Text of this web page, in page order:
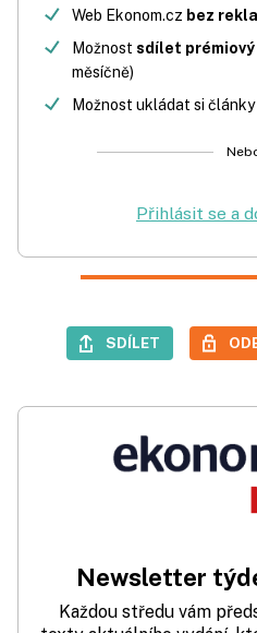
Web Ekonom.cz bez
Možnost sdílet prémiový
měsíčně)
Možnost ukládat si
Přihlásit se a
SDÍLET
Newsletter
Každou středu vám